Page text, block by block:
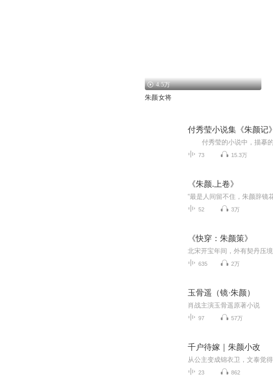
4.5万
朱颜女将
付秀莹小说集《朱颜记》
73 15.3万
《朱颜.上卷》
52 3万
《快穿：朱颜策》
635 2万
玉骨遥（镜·朱颜）
肖战主演玉骨遥原著小说
97 57万
千户待嫁｜朱颜小改
23 862